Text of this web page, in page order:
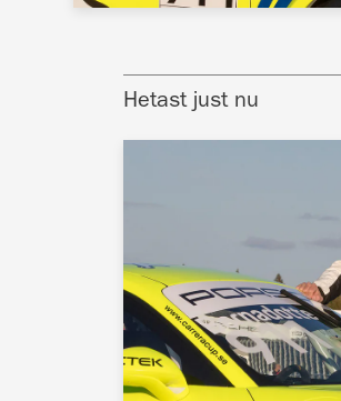
Hetast just nu